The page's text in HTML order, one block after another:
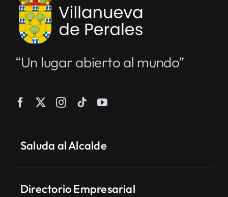
“Un lugar abierto al mundo”
Saluda al Alcalde
Directorio Empresarial